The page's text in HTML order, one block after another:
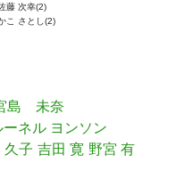
藤 次幸(2)
こ さとし(2)
島 未奈
ーネル ヨンソン
久子 吉田 寛 野宮 有